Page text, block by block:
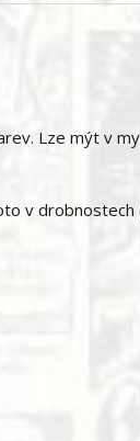
Lze mýt v
v